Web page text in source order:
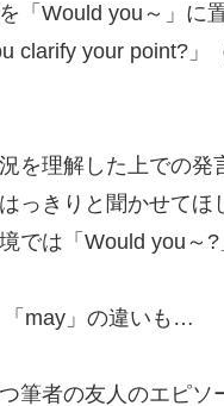
「Would you～」に
clarify your point?
を理解した上での発
っきりと聞かせて
では「Would you～?
may」の違いも…
筆者の友人のエピソ